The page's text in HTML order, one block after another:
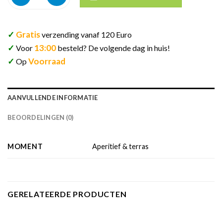
✓ Gratisverzending vanaf 120 Euro
✓ Voor 13:00 besteld? De volgende dag in huis!
✓ OpVoorraad
AANVULLENDE INFORMATIE
BEOORDELINGEN (0)
MOMENT Aperitief & terras
GERELATEERDE PRODUCTEN